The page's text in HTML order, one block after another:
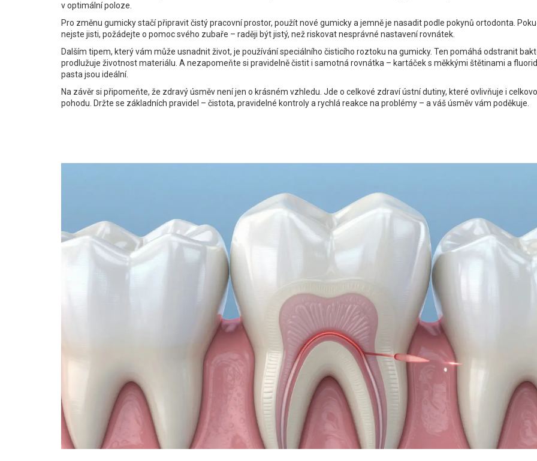
v optimální poloze.
Pro změnu gumicky stačí připravit čistý pracovní prostor, použít nové gumicky a jemně je nasadit podle pokynů ortodonta.
nejste jisti, požádejte o pomoc svého zubaře – raději být jistý, než riskovat nesprávné nastavení rovnátek.
Dalším tipem, který vám může usnadnit život, je používání speciálního čisticího roztoku na gumicky. Ten pomáhá odstranit
prodlužuje životnost materiálu. A nezapomeňte si pravidelně čistit i samotná rovnátka – kartáček s měkkými štětinami a
pasta jsou ideální.
Na závěr si připomeňte, že zdravý úsměv není jen o krásném vzhledu. Jde o celkové zdraví ústní dutiny, které ovlivňuje i
pohodu. Držte se základních pravidel – čistota, pravidelné kontroly a rychlá reakce na problémy – a váš úsměv vám poděkuje.